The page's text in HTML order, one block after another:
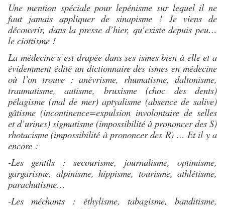
Une mention spéciale pour lepénisme sur lequel il ne
faut jamais appliquer de sinapisme ! Je viens de
découvrir, dans la presse d’hier, qu’existe depuis peu…
le ciottisme !
La médecine s’est drapée dans ses ismes bien à elle et a
évidemment édité un dictionnaire des ismes en médecine
où l’on trouve : anévrisme, rhumatisme, daltonisme,
traumatisme, autisme, bruxisme (choc des dents)
pélagisme (mal de mer) aptyalisme (absence de salive)
gâtisme (incontinence=expulsion involontaire de selles
et d’urines) sigmatisme (impossibilité à prononcer des S)
rhotacisme (impossibilité à prononcer des R) … Et il y a
encore :
-Les gentils : secourisme, journalisme, optimisme,
gargarisme, alpinisme, hippisme, tourisme, athlétisme,
parachutisme…
-Les méchants : éthylisme, tabagisme, banditisme,